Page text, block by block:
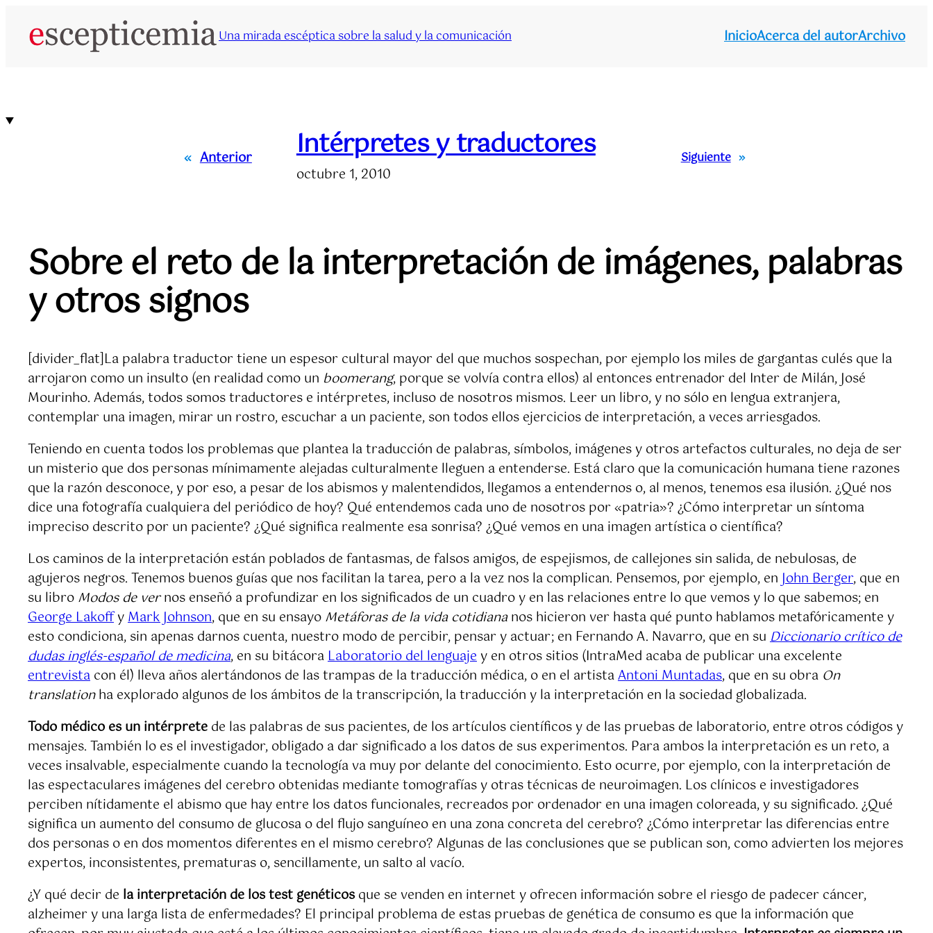
Una mirada escéptica sobre la salud y la comunicación InicioAcerca del autorArchivo
« Anterior Intérpretes y traductores
octubre 1, 2010
Siguiente »
Sobre el reto de la interpretación de imágenes, palabras
y otros signos
[divider_flat]La palabra traductor tiene un espesor cultural mayor del que muchos sospechan, por ejemplo los miles de gargantas culés que la
arrojaron como un insulto (en realidad como un boomerang, porque se volvía contra ellos) al entonces entrenador del Inter de Milán, José
Mourinho. Además, todos somos traductores e intérpretes, incluso de nosotros mismos. Leer un libro, y no sólo en lengua extranjera,
contemplar una imagen, mirar un rostro, escuchar a un paciente, son todos ellos ejercicios de interpretación, a veces arriesgados.
Teniendo en cuenta todos los problemas que plantea la traducción de palabras, símbolos, imágenes y otros artefactos culturales, no deja de ser
un misterio que dos personas mínimamente alejadas culturalmente lleguen a entenderse. Está claro que la comunicación humana tiene razones
que la razón desconoce, y por eso, a pesar de los abismos y malentendidos, llegamos a entendernos o, al menos, tenemos esa ilusión. ¿Qué nos
dice una fotografía cualquiera del periódico de hoy? Qué entendemos cada uno de nosotros por «patria»? ¿Cómo interpretar un síntoma
impreciso descrito por un paciente? ¿Qué significa realmente esa sonrisa? ¿Qué vemos en una imagen artística o científica?
Los caminos de la interpretación están poblados de fantasmas, de falsos amigos, de espejismos, de callejones sin salida, de nebulosas, de
agujeros negros. Tenemos buenos guías que nos facilitan la tarea, pero a la vez nos la complican. Pensemos, por ejemplo, en John Berger, que en
su libro Modos de vernos enseñó a profundizar en los significados de un cuadro y en las relaciones entre lo que vemos y lo que sabemos; en
George LakoffyMark Johnson, que en su ensayo Metáforas de la vida cotidiananos hicieron ver hasta qué punto hablamos metafóricamente y
esto condiciona, sin apenas darnos cuenta, nuestro modo de percibir, pensar y actuar; en Fernando A. Navarro, que en su Diccionario crítico de
dudas inglés-español de medicina, en su bitácoraLaboratorio del lenguaje y en otros sitios (IntraMed acaba de publicar una excelente
entrevista con él) lleva años alertándonos de las trampas de la traducción médica, o en el artistaAntoni Muntadas, que en su obra On
translationha explorado algunos de los ámbitos de la transcripción, la traducción y la interpretación en la sociedad globalizada.
Todo médico es un intérprete de las palabras de sus pacientes, de los artículos científicos y de las pruebas de laboratorio, entre otros códigos y
mensajes. También lo es el investigador, obligado a dar significado a los datos de sus experimentos. Para ambos la interpretación es un reto, a
veces insalvable, especialmente cuando la tecnología va muy por delante del conocimiento. Esto ocurre, por ejemplo, con la interpretación de
las espectaculares imágenes del cerebro obtenidas mediante tomografías y otras técnicas de neuroimagen. Los clínicos e investigadores
perciben nítidamente el abismo que hay entre los datos funcionales, recreados por ordenador en una imagen coloreada, y su significado. ¿Qué
significa un aumento del consumo de glucosa o del flujo sanguíneo en una zona concreta del cerebro? ¿Cómo interpretar las diferencias entre
dos personas o en dos momentos diferentes en el mismo cerebro? Algunas de las conclusiones que se publican son, como advierten los mejores
expertos, inconsistentes, prematuras o, sencillamente, un salto al vacío.
¿Y qué decir de la interpretación de los test genéticosque se venden en internet y ofrecen información sobre el riesgo de padecer cáncer,
alzheimer y una larga lista de enfermedades? El principal problema de estas pruebas de genética de consumo es que la información que